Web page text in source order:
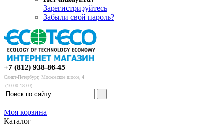
Зарегистрируйтесь
Забыли свой пароль?
+7 (812) 938-86-45
Санкт-Петербург, Московское шоссе, 4
(10:00-18:00)
Моя корзина
Каталог